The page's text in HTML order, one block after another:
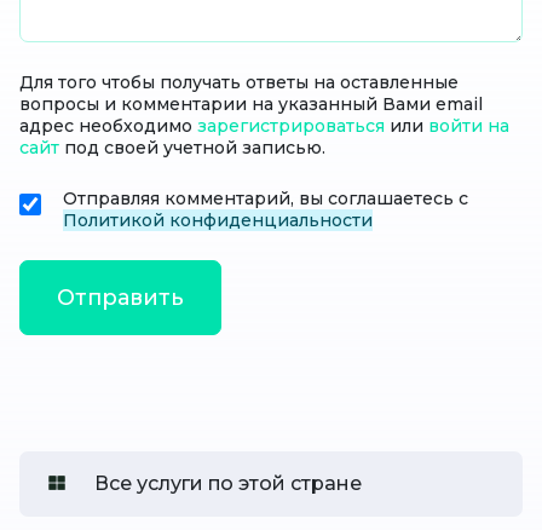
Для того чтобы получать ответы на оставленные
вопросы и комментарии на указанный Вами email
адрес необходимо зарегистрироваться или войти на
сайт под своей учетной записью.
Отправляя комментарий, вы соглашаетесь с
Политикой конфиденциальности
Все услуги по этой стране